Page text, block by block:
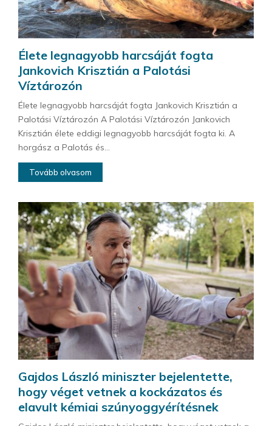
Élete legnagyobb harcsáját fogta
Jankovich Krisztián a Palotási
Víztározón
Élete legnagyobb harcsáját fogta Jankovich Krisztián a
Palotási Víztározón A Palotási Víztározón Jankovich
Krisztián élete eddigi legnagyobb harcsáját fogta ki. A
horgász a Palotás és...
Tovább olvasom
Gajdos László miniszter bejelentette,
hogy véget vetnek a kockázatos és
elavult kémiai szúnyoggyérítésnek